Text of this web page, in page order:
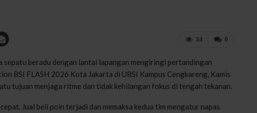
0
34
sepatu beradu dengan lantai lapangan mengiringi pertandingan
BSI FLASH 2026 Kota Jakarta di UBSI Kampus Cengkareng, Kamis
tujuan menjaga ritme dan tidak kehilangan fokus di tengah tekanan.
Jual beli poin terjadi dan memaksa kedua tim mengatur napas